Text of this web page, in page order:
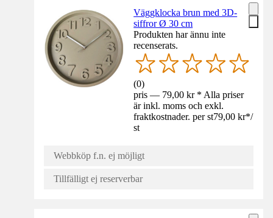
Väggklocka brun med 3D-
siffror Ø 30 cm
Produkten har ännu inte
recenserats.
(0)
pris — 79,00 kr * Alla priser
är inkl. moms och exkl.
fraktkostnader. per st79,00 kr*/
st
Webbköp f.n. ej möjligt
Tillfälligt ej reserverbar